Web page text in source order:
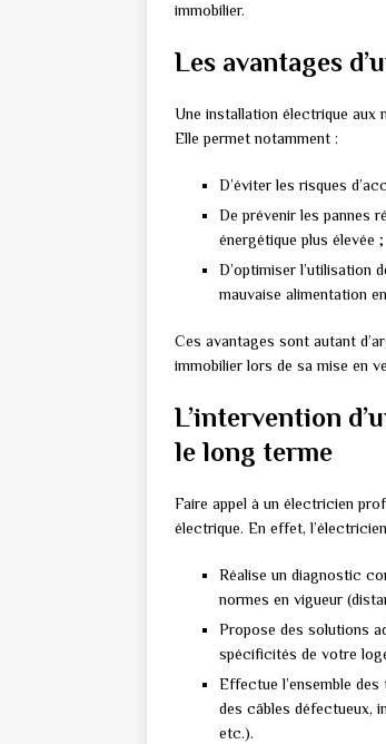
immobilier.
Les avantages
Une installation électrique aux
Elle permet notamment :
D’éviter les risques
De prévenir les pannes
énergétique plus élevée ;
D’optimiser l’utilisation
mauvaise alimentation
Ces avantages sont autant
immobilier lors de sa mise en
L’intervention
le long terme
Faire appel à un électricien
électrique. En effet,
Réalise un diagnostic
normes en vigueur
Propose des solutions
spécificités de votre
Effectue l’ensemble
des câbles défectueux,
etc.).